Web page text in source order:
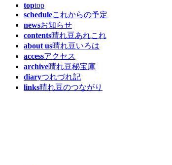
toptop
scheduleこれからの予定
newsお知らせ
contents晴れ豆あれこれ
about us晴れ豆いろは
accessアクセス
archive晴れ豆秘宝庫
diaryつれづれ記
links晴れ豆のつながり